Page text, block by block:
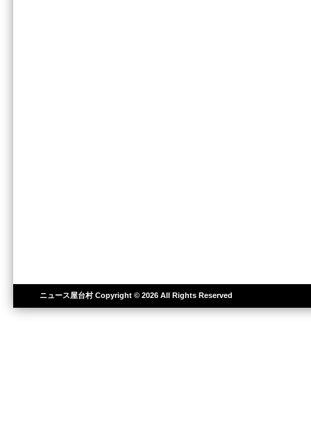
ニュース屋台村Copyright © 2026 All Rights Reserved